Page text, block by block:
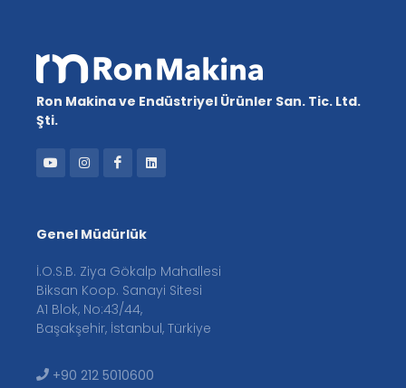
Ron Makina ve Endüstriyel Ürünler San. Tic. Ltd.
Şti.
Genel Müdürlük
İ.O.S.B. Ziya Gökalp Mahallesi
Biksan Koop. Sanayi Sitesi
A1 Blok, No:43/44,
Başakşehir, İstanbul, Türkiye
+90 212 5010600